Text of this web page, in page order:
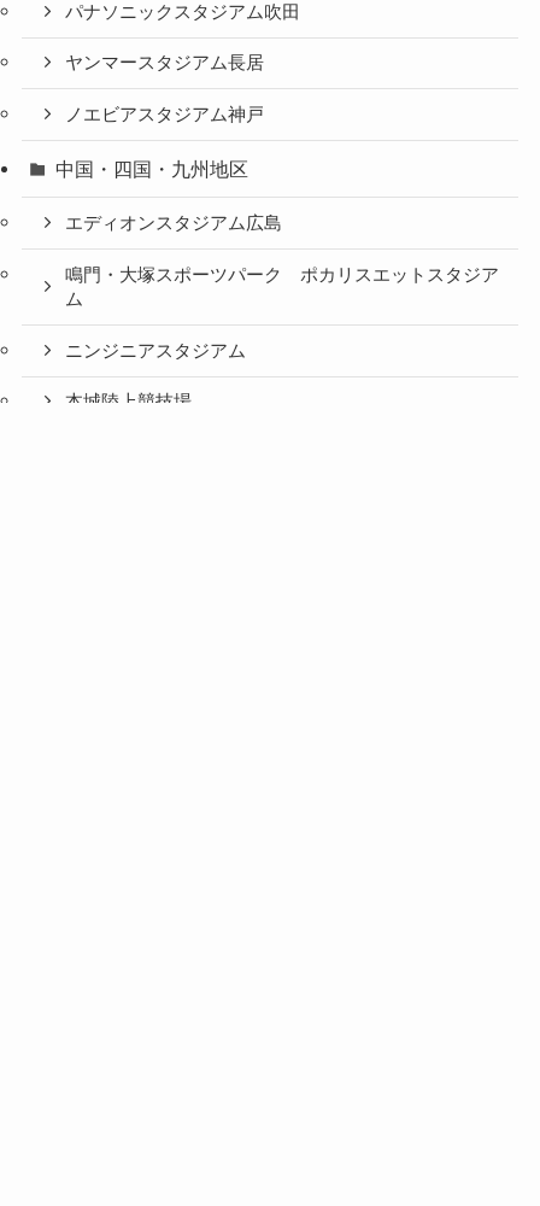
パナソニックスタジアム吹田
ヤンマースタジアム長居
ノエビアスタジアム神戸
中国・四国・九州地区
エディオンスタジアム広島
鳴門・大塚スポーツパーク ポカリスエットスタジア
ム
ニンジニアスタジアム
本城陸上競技場